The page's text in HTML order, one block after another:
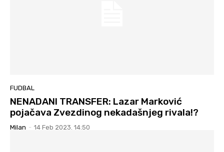
FUDBAL
NENADANI TRANSFER: Lazar Marković
pojačava Zvezdinog nekadašnjeg rivala!?
Milan - 14 Feb 2023. 14:50